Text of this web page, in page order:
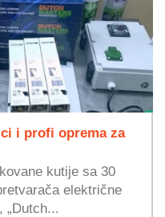
i profi oprema za
kutije sa 30
električne
„Dutch...